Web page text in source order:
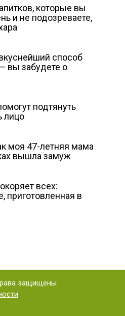
которые вы
и не подозреваете,
способ
вы забудете о
подтянуть
лицо
моя 47-летняя мама
вышла замуж
всех:
приготовленная в
защищены